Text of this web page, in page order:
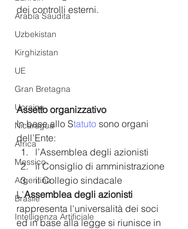
Arabia Saudita
Uzbekistan
Kirghizistan
UE
Gran Bretagna
Ucraina
Nicaragua
Africa
Messico
Argentina
Brasile
Intelligenza Artificiale
dei controlli esterni.
Assetto organizzativo
In base allo Statuto sono organi
dell’Ente:
l’Assemblea degli azionisti
il Consiglio di amministrazione
il Collegio sindacale
L'Assemblea degli azionisti
rappresenta l'universalità dei soci
ed in base alla legge si riunisce in